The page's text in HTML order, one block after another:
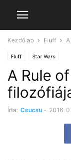
Kezdőlap Fluff
Fluff Star Wars
A Rule
Írta: Csucsu - 2016-